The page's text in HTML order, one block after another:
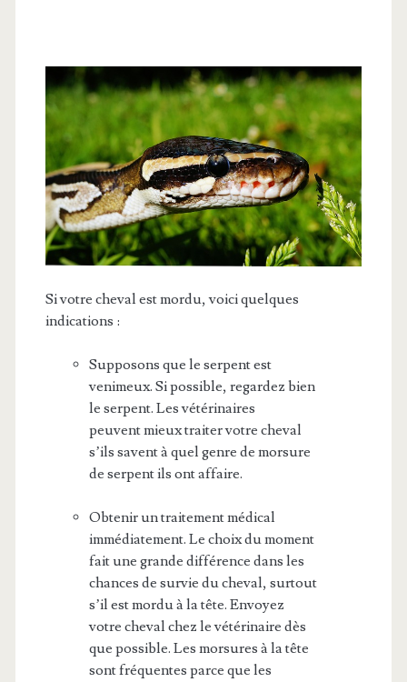
Si votre cheval est mordu, voici quelques
indications :
Supposons que le serpent est
venimeux. Si possible, regardez bien
le serpent. Les vétérinaires
peuvent mieux traiter votre cheval
s’ils savent à quel genre de morsure
de serpent ils ont affaire.
Obtenir un traitement médical
immédiatement. Le choix du moment
fait une grande différence dans les
chances de survie du cheval, surtout
s’il est mordu à la tête. Envoyez
votre cheval chez le vétérinaire dès
que possible. Les morsures à la tête
sont fréquentes parce que les